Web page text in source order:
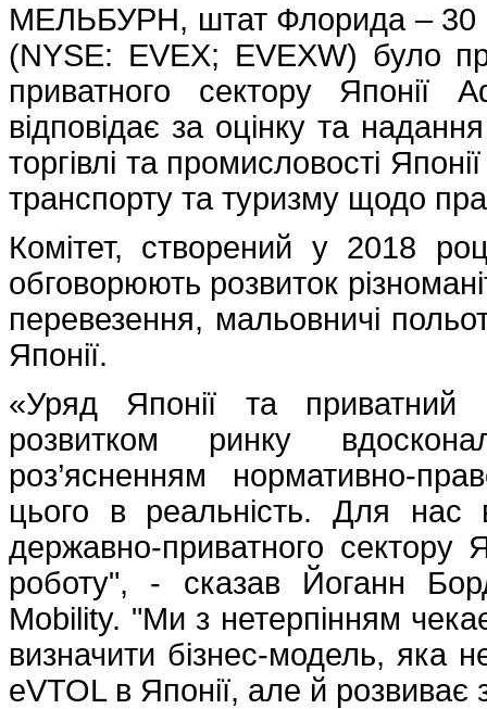
МЕЛЬБУРН, штат Флорида – 30
(NYSE: EVEX; EVEXW) було
приватного сектору Японії
відповідає за оцінку та
торгівлі та промисловості
транспорту та туризму щодо
Комітет, створений у 2018
обговорюють розвиток
перевезення, мальовничі
Японії.
«Уряд Японії та приватний
розвитком ринку
роз’ясненням нормативно-
цього в реальність. Для нас
державно-приватного сектору
роботу", - сказав Йоганн
Mobility. "Ми з нетерпінням
визначити бізнес-модель, яка
eVTOL в Японії, але й розвиває